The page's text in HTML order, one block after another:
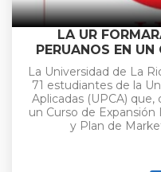
LA UR
PERUANOS EN
La Universidad de La
71 estudiantes de la
Aplicadas (UPCA)
un Curso de Expansión
y Plan de